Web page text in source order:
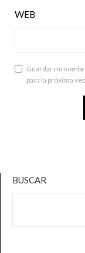
WEB
Guardar mi
para la próxima
BUSCAR